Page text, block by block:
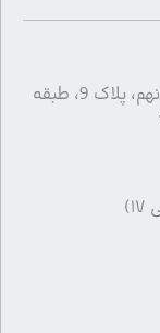
تهران، دریان نو، خیابان ستارخان، خیابان نهم، پلاک 9، طبقه